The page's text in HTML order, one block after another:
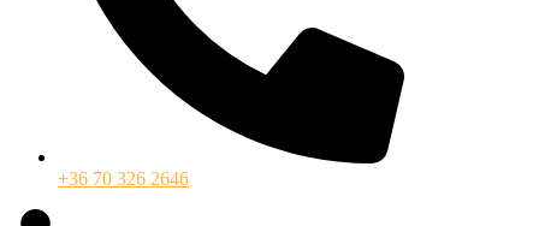
+36 70 326 2646